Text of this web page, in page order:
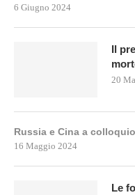
6 Giugno 2024
Il
20
Russia e Cina a colloquio
16 Maggio 2024
Le